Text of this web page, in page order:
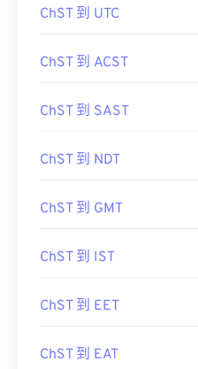
ChST 到 UTC
ChST 到 ACST
ChST 到 SAST
ChST 到 NDT
ChST 到 GMT
ChST 到 IST
ChST 到 EET
ChST 到 EAT